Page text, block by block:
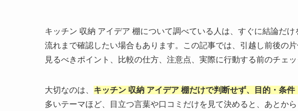
キッチン 収納 アイデア 棚について調べている人は、すぐに結論だ
流れまで確認したい場合もあります。この記事では、引越し前後の
見るべきポイント、比較の仕方、注意点、実際に行動する前のチェ
大切なのは、 キッチン 収納 アイデア 棚だけで判断せず、目的・条
多いテーマほど、目立つ言葉や口コミだけを見て決めると、あとか